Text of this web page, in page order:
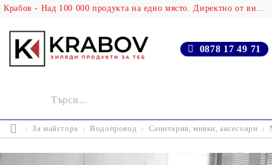
Крабов - Над 100 000 продукта на едно място. Директно от вносителя!
0878 17 49 71
За майстора Водопровод Санитария, мивки, аксесоари